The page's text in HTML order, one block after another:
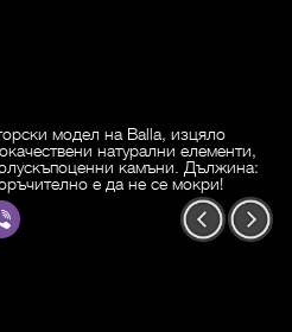
модел на Balla, изцяло
натурални елементи,
камъни. Дължина:
е да не се мокри!